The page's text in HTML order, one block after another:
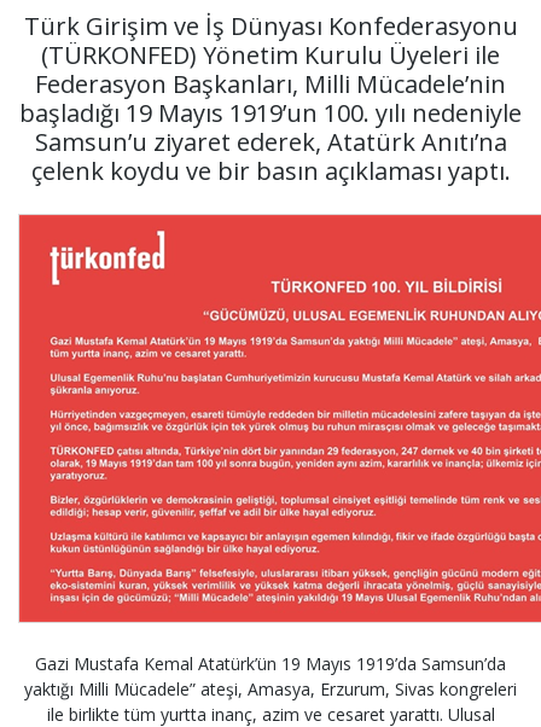
Türk Girişim ve İş Dünyası Konfederasyonu
(TÜRKONFED) Yönetim Kurulu Üyeleri ile
Federasyon Başkanları, Milli Mücadele’nin
başladığı 19 Mayıs 1919’un 100. yılı nedeniyle
Samsun’u ziyaret ederek, Atatürk Anıtı’na
çelenk koydu ve bir basın açıklaması yaptı.
Gazi Mustafa Kemal Atatürk’ün 19 Mayıs 1919’da Samsun’da
yaktığı Milli Mücadele” ateşi, Amasya, Erzurum, Sivas kongreleri
ile birlikte tüm yurtta inanç, azim ve cesaret yarattı. Ulusal